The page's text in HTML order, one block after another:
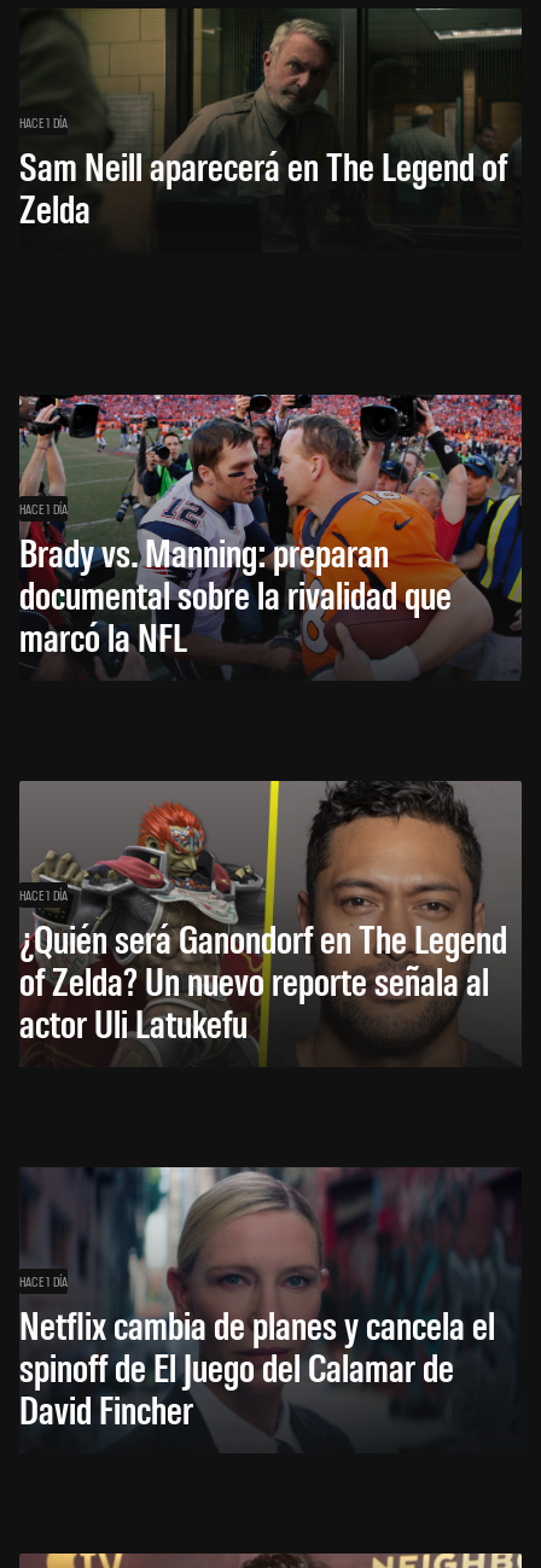
HACE 1 DÍA
Sam Neill aparecerá en The Legend of
Zelda
HACE 1 DÍA
Brady vs. Manning: preparan
documental sobre la rivalidad que
marcó la NFL
HACE 1 DÍA
¿Quién será Ganondorf en The Legend
of Zelda? Un nuevo reporte señala al
actor Uli Latukefu
HACE 1 DÍA
Netflix cambia de planes y cancela el
spinoff de El Juego del Calamar de
David Fincher